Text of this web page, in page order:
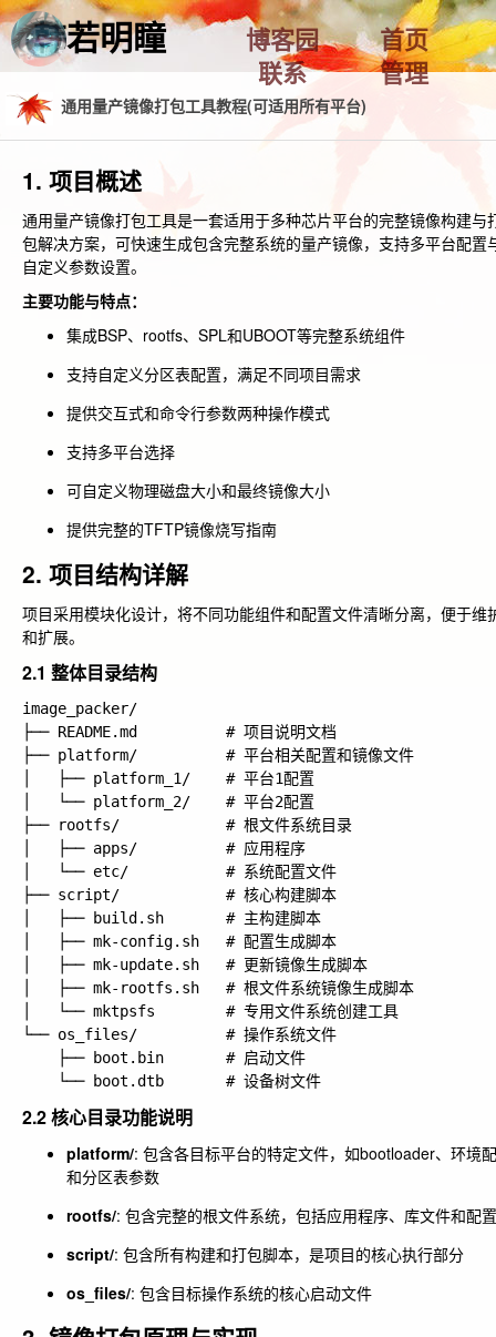
韩若明瞳 博客园
首页
联系
管理
通用量产镜像打包工具教程(可适用所有平台)
1. 项目概述
通用量产镜像打包工具是一套适用于多种芯片平台的完整镜像构建与
包解决方案，可快速生成包含完整系统的量产镜像，支持多平台配置
自定义参数设置。
主要功能与特点：
集成BSP、rootfs、SPL和UBOOT等完整系统组件
支持自定义分区表配置，满足不同项目需求
提供交互式和命令行参数两种操作模式
支持多平台选择
可自定义物理磁盘大小和最终镜像大小
提供完整的TFTP镜像烧写指南
2. 项目结构详解
项目采用模块化设计，将不同功能组件和配置文件清晰分离，便于维
和扩展。
2.1 整体目录结构
image_packer/
├── README.md          # 项目说明文档
├── platform/          # 平台相关配置和镜像文件
│   ├── platform_1/    # 平台1配置
│   └── platform_2/    # 平台2配置
├── rootfs/            # 根文件系统目录
│   ├── apps/          # 应用程序
│   └── etc/           # 系统配置文件
├── script/            # 核心构建脚本
│   ├── build.sh       # 主构建脚本
│   ├── mk-config.sh   # 配置生成脚本
│   ├── mk-update.sh   # 更新镜像生成脚本
│   ├── mk-rootfs.sh   # 根文件系统镜像生成脚本
│   └── mktpsfs        # 专用文件系统创建工具
└── os_files/          # 操作系统文件
2.2 核心目录功能说明
platform/: 包含各目标平台的特定文件，如bootloader、环境
和分区表参数
rootfs/: 包含完整的根文件系统，包括应用程序、库文件和配置
script/: 包含所有构建和打包脚本，是项目的核心执行部分
os_files/: 包含目标操作系统的核心启动文件